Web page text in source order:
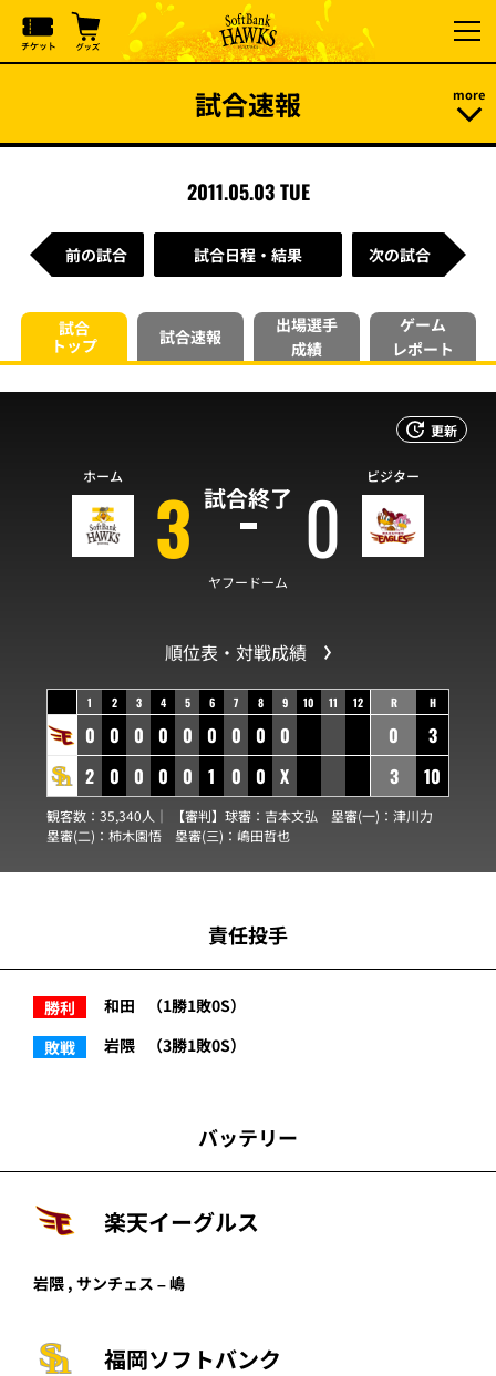
試合速報
2011.05.03 TUE
前の試合 試合日程・結果 次の試合
試合
トップ
試合速報
出場選手
成績
ゲーム
レポート
更新
試合終了
ホーム 3 0 ビジター
ヤフードーム
順位表・対戦成績
1 2 3 4 5 6 7 8 9 10 11 12
0 0 0 0 0 0 0 0 0
2 0 0 0 0 1 0 0 X
R H
0
3
3
10
観客数：35,340人｜ 【審判】球審： 吉本文弘 塁審(一)： 津川力
塁審(二)： 柿木園悟 塁審(三)： 嶋田哲也
責任投手
勝利 和田
（1勝1敗0S）
敗戦
岩隈 （3勝1敗0S）
バッテリー
楽天イーグルス
岩隈 , サンチェス – 嶋
福岡ソフトバンク